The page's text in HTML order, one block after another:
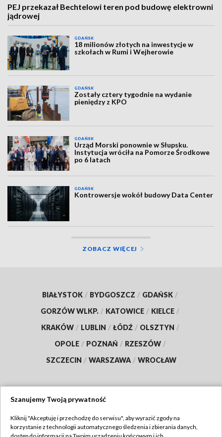
PEJ przekazał Bechtelowi teren pod budowę elektrowni
jądrowej
GDAŃSK
18 milionów złotych na inwestycje w
szkołach w Rumi i Wejherowie
GDAŃSK
Zostały cztery tygodnie na wydanie
pieniędzy z KPO
GDAŃSK
Urząd Morski ponownie w Słupsku.
Instytucja wróciła na Pomorze Środkowe
po 6 latach
GDAŃSK
Kontrowersje wokół budowy Data Center
ZOBACZ WIĘCEJ
BIAŁYSTOK / BYDGOSZCZ / GDAŃSK /
GORZÓW WLKP. / KATOWICE / KIELCE /
KRAKÓW / LUBLIN / ŁÓDŹ / OLSZTYN /
OPOLE / POZNAŃ / RZESZÓW /
SZCZECIN / WARSZAWA / WROCŁAW
TVP
Szanujemy Twoją prywatność
Kliknij "Akceptuję i przechodzę do serwisu", aby wyrazić zgody na
korzystanie z technologii automatycznego śledzenia i zbierania danych,